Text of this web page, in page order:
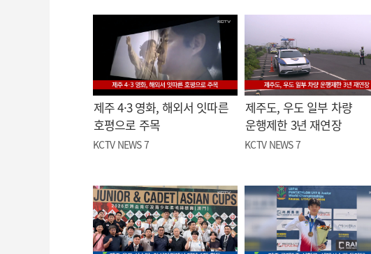
제주 4·3 영화, 해외서 잇따른
호평으로 주목
KCTV NEWS 7
제주도, 우도 일부 차량
운행제한 3년 재연장
KCTV NEWS 7